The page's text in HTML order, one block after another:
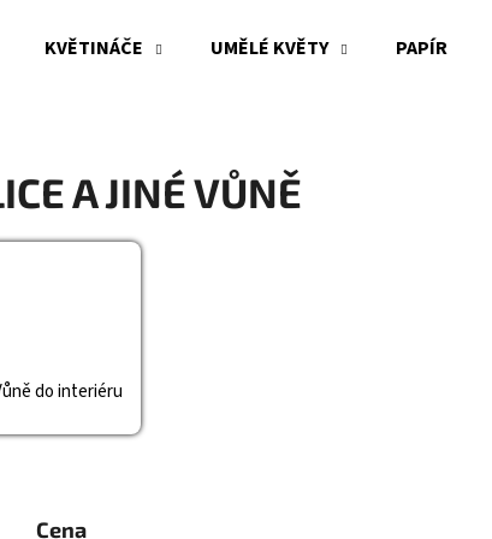
KVĚTINÁČE UMĚLÉ KVĚTY PAPÍR
A JINÉ VŮNĚ
do interiéru
Cena